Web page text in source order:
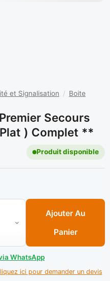
et Signalisation / Boite
Secours
) Complet **
Produit disponible
secours rouge PM (
Ajouter Au
Panier
WhatsApp
ici pour demander un devis